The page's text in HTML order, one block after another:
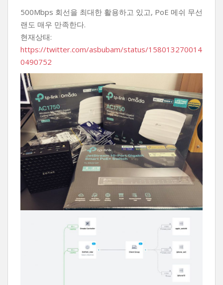
500Mbps 회선을 최대한 활용하고 있고, PoE 메쉬 무선
랜도 매우 만족한다.
현재상태:
https://twitter.com/asbubam/status/158013270014
0490752